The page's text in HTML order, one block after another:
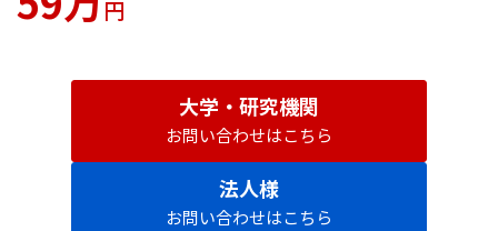
円
大学・研究機関
お問い合わせはこちら
法人様
お問い合わせはこちら